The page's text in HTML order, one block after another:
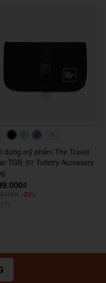
#faf0e6#000000#ADD8E6
#647290
+1
đựng mỹ phẩm The Travel
TGB_01 Toiletry Accessory
-23%
(7)